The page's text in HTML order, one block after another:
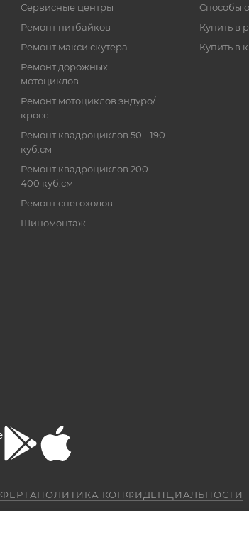
Сервисные центры
Ремонт питбайков
Ремонт макси скутера
Ремонт дорожных
мотоциклов
Ремонт мотоциклов эндуро/
кросс
Ремонт квадроциклов 50 - 190
куб.см
Ремонт квадроциклов 200 -
400 куб.см
Ремонт снегоходов
Шиномонтаж
Способы
Купить в
Купить в
ПОЛИТИКА КОНФИДЕНЦИАЛЬНОСТИ